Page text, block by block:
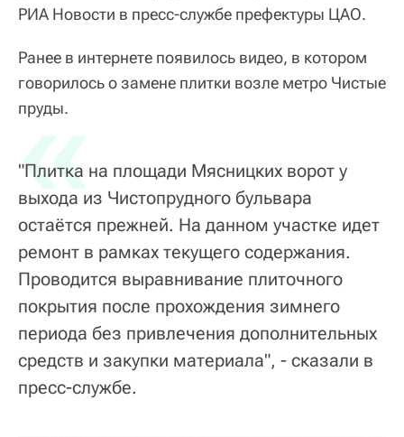
РИА Новости в пресс-службе префектуры ЦАО.
Ранее в интернете появилось видео, в котором
говорилось о замене плитки возле метро Чистые
пруды.
«
"Плитка на площади Мясницких ворот у
выхода из Чистопрудного бульвара
остаётся прежней. На данном участке идет
ремонт в рамках текущего содержания.
Проводится выравнивание плиточного
покрытия после прохождения зимнего
периода без привлечения дополнительных
средств и закупки материала", - сказали в
пресс-службе.